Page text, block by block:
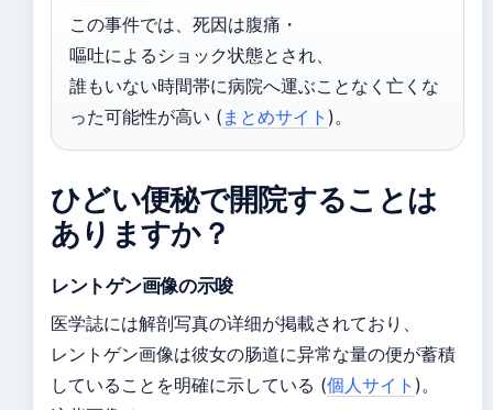
この事件では、死因は腹痛・
嘔吐によるショック状態とされ、
誰もいない時間帯に病院へ運ぶことなく亡くな
った可能性が高い ( まとめサイト )。
ひどい便秘で開院することは
ありますか？
レントゲン画像の示唆
医学誌には解剖写真の详细が掲載されており、
レントゲン画像は彼女の肠道に异常な量の便が蓄積
していることを明確に示している (個人サイト )。